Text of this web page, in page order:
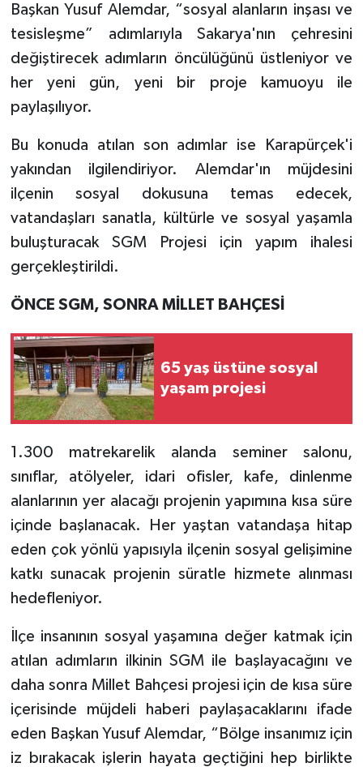
Başkan Yusuf Alemdar, “sosyal alanların inşası ve
tesisleşme” adımlarıyla Sakarya'nın çehresini
değiştirecek adımların öncülüğünü üstleniyor ve
her yeni gün, yeni bir proje kamuoyu ile
paylaşılıyor.
Bu konuda atılan son adımlar ise Karapürçek'i
yakından ilgilendiriyor. Alemdar'ın müjdesini
ilçenin sosyal dokusuna temas edecek,
vatandaşları sanatla, kültürle ve sosyal yaşamla
buluşturacak SGM Projesi için yapım ihalesi
gerçekleştirildi.
ÖNCE SGM, SONRA MİLLET BAHÇESİ
65 yaş üstüne sosyal
yaşam projesi
1.300 matrekarelik alanda seminer salonu,
sınıflar, atölyeler, idari ofisler, kafe, dinlenme
alanlarının yer alacağı projenin yapımına kısa süre
içinde başlanacak. Her yaştan vatandaşa hitap
eden çok yönlü yapısıyla ilçenin sosyal gelişimine
katkı sunacak projenin süratle hizmete alınması
hedefleniyor.
İlçe insanının sosyal yaşamına değer katmak için
atılan adımların ilkinin SGM ile başlayacağını ve
daha sonra Millet Bahçesi projesi için de kısa süre
içerisinde müjdeli haberi paylaşacaklarını ifade
eden Başkan Yusuf Alemdar, “Bölge insanımız için
iz bırakacak işlerin hayata geçtiğini hep birlikte